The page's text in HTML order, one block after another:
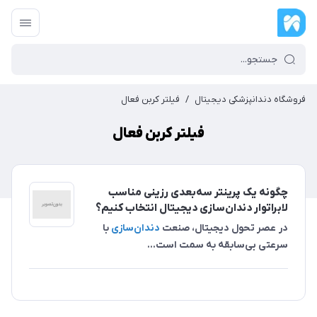
فروشگاه دندانپزشکی دیجیتال / فیلتر کربن فعال
فیلتر کربن فعال
چگونه یک پرینتر سه‌بعدی رزینی مناسب
لابراتوار دندان‌سازی دیجیتال انتخاب کنیم؟
در عصر تحول دیجیتال، صنعت دندان‌سازی با
سرعتی بی‌سابقه به سمت است...